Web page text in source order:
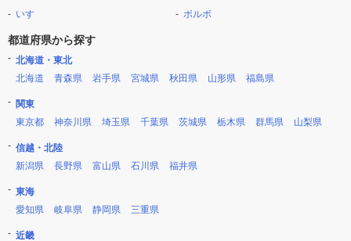
いすゞ
ボルボ
都道府県から探す
北海道・東北
北海道
青森県 岩手県 宮城県 秋田県 山形県 福島県
関東
東京都
神奈川県 埼玉県 千葉県 茨城県 栃木県 群馬県 山梨県
信越・北陸
新潟県
長野県 富山県 石川県 福井県
東海
愛知県
岐阜県 静岡県 三重県
近畿